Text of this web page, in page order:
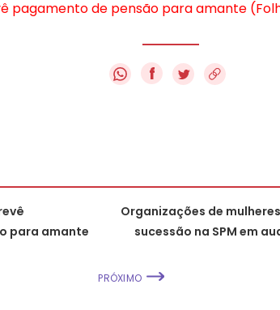
pagamento de pensão para amante
f
para amante
Organizações de
sucessão na SPM em
PRÓXIMO